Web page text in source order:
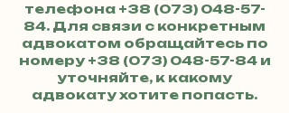
телефона +38 (073) 048-57-
84. Для связи с конкретным
адвокатом обращайтесь по
номеру +38 (073) 048-57-84и
уточняйте, к какому
адвокату хотите попасть.